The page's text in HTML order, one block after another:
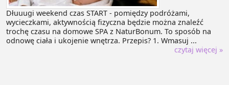
Dłuuugi weekend czas START - pomiędzy podróżami,
wycieczkami, aktywnością fizyczna będzie można znaleźć
trochę czasu na domowe SPA z NaturBonum. To sposób na
odnowę ciała i ukojenie wnętrza. Przepis? 1. Wmasuj ...
czytaj więcej »